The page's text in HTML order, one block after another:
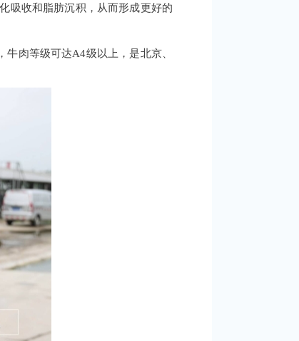
吸收和脂肪沉积，从而形成更好的
肉等级可达A4级以上，是北京、